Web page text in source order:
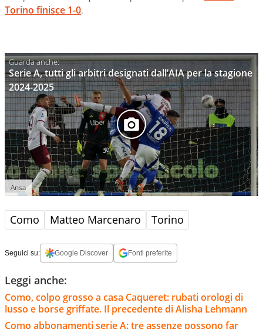
Torino finisce 1-0.
Serie A, tutti gli arbitri designati dall’AIA per la stagione
2024-2025
Ansa
Como Matteo Marcenaro Torino
Seguici su: Google Discover Fonti preferite
Leggi anche:
Como, colpo grosso a casa Caqueret: rubati orologi di
lusso e borse griffate. Il precedente di Alisha Lehmann
Como abbonamenti serie A: tre assenze possono far